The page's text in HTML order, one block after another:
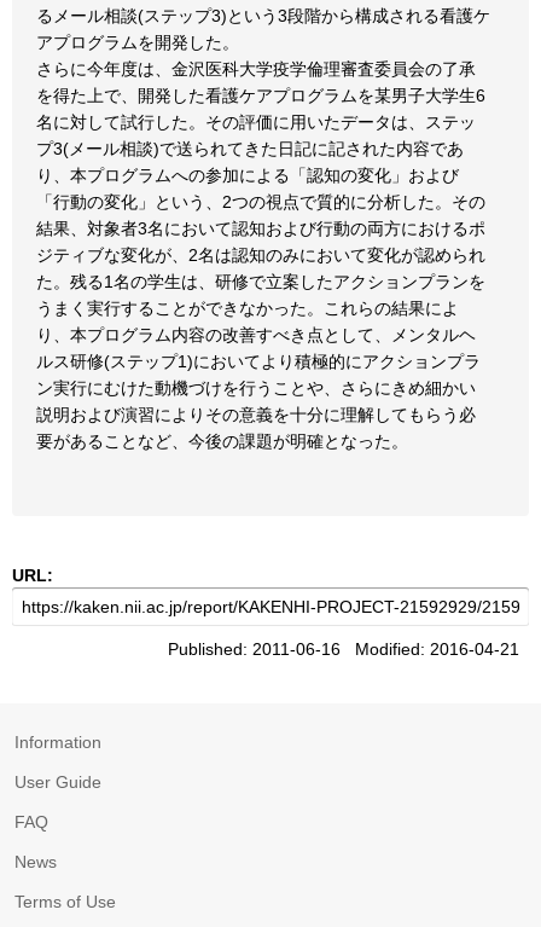
るメール相談(ステップ3)という3段階から構成される看護ケ
アプログラムを開発した。
さらに今年度は、金沢医科大学疫学倫理審査委員会の了承
を得た上で、開発した看護ケアプログラムを某男子大学生6
名に対して試行した。その評価に用いたデータは、ステッ
プ3(メール相談)で送られてきた日記に記された内容であ
り、本プログラムへの参加による「認知の変化」および
「行動の変化」という、2つの視点で質的に分析した。その
結果、対象者3名において認知および行動の両方におけるポ
ジティブな変化が、2名は認知のみにおいて変化が認められ
た。残る1名の学生は、研修で立案したアクションプランを
うまく実行することができなかった。これらの結果によ
り、本プログラム内容の改善すべき点として、メンタルヘ
ルス研修(ステップ1)においてより積極的にアクションプラ
ン実行にむけた動機づけを行うことや、さらにきめ細かい
説明および演習によりその意義を十分に理解してもらう必
要があることなど、今後の課題が明確となった。
URL:
Published: 2011-06-16 Modified: 2016-04-21
Information
User Guide
FAQ
News
Terms of Use